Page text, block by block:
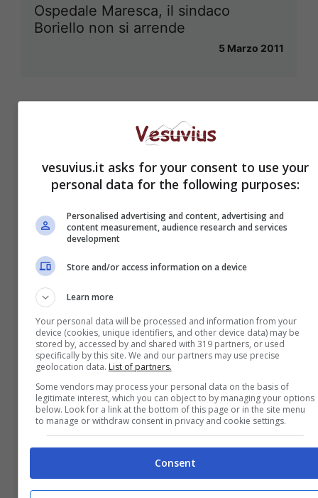
Ospedale Maresca, il sindaco
Boriello non si arrende
5 Marzo 2011
Bill Viola, il nuovo Caravaggio, in
27 Febbraio 2011
“I pugni in tasca” con Ambra
Angiolini
Omicidio Landi: ergastolo per gli
assassini dell’ ex assessore
24 Febbraio 2011
vesuvius.it asks for your consent to use your
personal data for the following purposes:
Personalised advertising and content, advertising and
content measurement, audience research and services
development
Store and/or access information on a device
Learn more
Your personal data will be processed and information from your
device (cookies, unique identifiers, and other device data) may be
stored by, accessed by and shared with 319 partners, or used
specifically by this site. We and our partners may use precise
geolocation data. List of partners.
Some vendors may process your personal data on the basis of
legitimate interest, which you can object to by managing your options
below. Look for a link at the bottom of this page or in the site menu
to manage or withdraw consent in privacy and cookie settings.
Consent